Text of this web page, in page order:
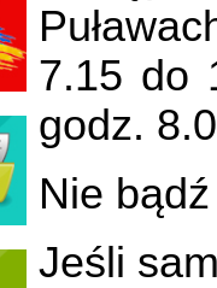
7.15 do
godz.
Nie
Jeśli